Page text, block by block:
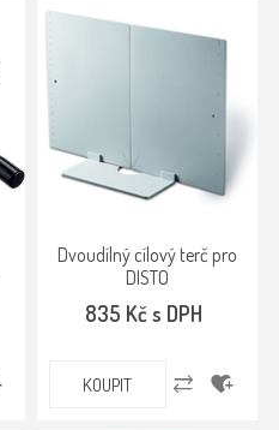
Dvoudílný cílový terč pro
DISTO
835 Kč s DPH
KOUPIT